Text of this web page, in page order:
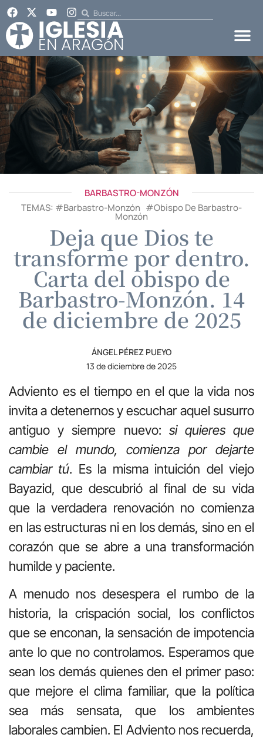
BARBASTRO-MONZÓN
TEMAS: #Barbastro-Monzón #Obispo De Barbastro-
Monzón
Deja que Dios te
transforme por dentro.
Carta del obispo de
Barbastro-Monzón. 14
de diciembre de 2025
ÁNGEL PÉREZ PUEYO
13 de diciembre de 2025
Adviento es el tiempo en el que la vida nos
invita a detenernos y escuchar aquel susurro
antiguo y siempre nuevo: si quieres que
cambie el mundo, comienza por dejarte
cambiar tú. Es la misma intuición del viejo
Bayazid, que descubrió al final de su vida
que la verdadera renovación no comienza
en las estructuras ni en los demás, sino en el
corazón que se abre a una transformación
humilde y paciente.
A menudo nos desespera el rumbo de la
historia, la crispación social, los conflictos
que se enconan, la sensación de impotencia
ante lo que no controlamos. Esperamos que
sean los demás quienes den el primer paso:
que mejore el clima familiar, que la política
sea más sensata, que los ambientes
laborales cambien. El Adviento nos recuerda,